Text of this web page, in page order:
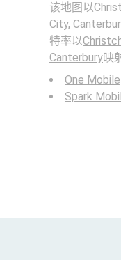
该地图以
City,
特率以
Canterbury映
One Mobile
Spark